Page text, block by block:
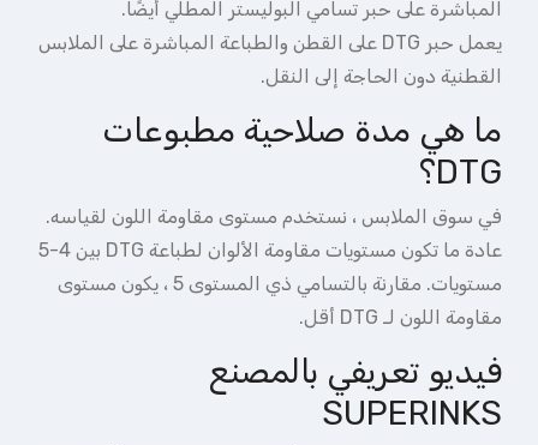
المباشرة على حبر تسامي البوليستر المطلي أيضًا.
يعمل حبر DTG على القطن والطباعة المباشرة على الملابس
القطنية دون الحاجة إلى النقل.
ما هي مدة صلاحية مطبوعات
DTG؟
في سوق الملابس ، نستخدم مستوى مقاومة اللون لقياسه.
عادة ما تكون مستويات مقاومة الألوان لطباعة DTG بين 4-5
مستويات. مقارنة بالتسامي ذي المستوى 5 ، يكون مستوى
مقاومة اللون لـ DTG أقل.
فيديو تعريفي بالمصنع
SUPERINKS